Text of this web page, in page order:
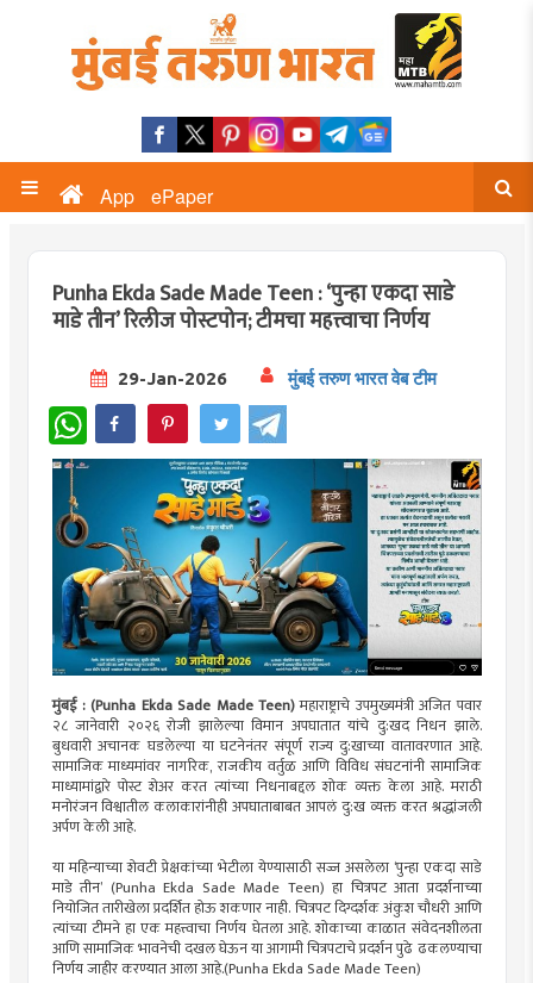
App ePaper
Punha Ekda Sade Made Teen : ‘पुन्हा एकदा साडे
माडे तीन’ रिलीज पोस्टपोन; टीमचा महत्त्वाचा निर्णय
29-Jan-2026 मुंबई तरुण भारत वेब टीम
WhatsApp
मुंबई : (Punha Ekda Sade Made Teen)महाराष्ट्राचे उपमुख्यमंत्री अजित पवार
२८ जानेवारी २०२६ रोजी झालेल्या विमान अपघातात यांचे दु:खद निधन झाले.
बुधवारी अचानक घडलेल्या या घटनेनंतर संपूर्ण राज्य दु:खाच्या वातावरणात आहे.
सामाजिक माध्यमांवर नागरिक, राजकीय वर्तुळ आणि विविध संघटनांनी सामाजिक
माध्यामांद्वारे पोस्ट शेअर करत त्यांच्या निधनाबद्दल शोक व्यक्त केला आहे. मराठी
मनोरंजन विश्वातील कलाकारांनीही अपघाताबाबत आपलं दु:ख व्यक्त करत श्रद्धांजली
अर्पण केली आहे.
या महिन्याच्या शेवटी प्रेक्षकांच्या भेटीला येण्यासाठी सज्ज असलेला ‘पुन्हा एकदा साडे
माडे तीन’ (Punha Ekda Sade Made Teen) हा चित्रपट आता प्रदर्शनाच्या
नियोजित तारीखेला प्रदर्शित होऊ शकणार नाही. चित्रपट दिग्दर्शक अंकुश चौधरी आणि
त्यांच्या टीमने हा एक महत्त्वाचा निर्णय घेतला आहे. शोकाच्या काळात संवेदनशीलता
आणि सामाजिक भावनेची दखल घेऊन या आगामी चित्रपटाचे प्रदर्शन पुढे ढकलण्याचा
निर्णय जाहीर करण्यात आला आहे.(Punha Ekda Sade Made Teen)